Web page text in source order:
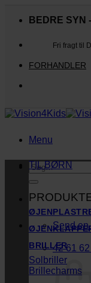
BEDRE SYN
Fri fragt til
FORHANDLER
Menu
Søg
efter:
Send en
42 61
TIL BØRN
BRILLER
Solbriller
Brillecharms